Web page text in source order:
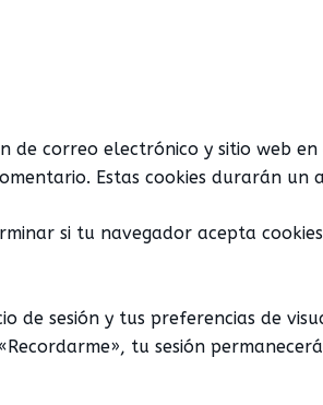
correo electrónico y sitio web en
Estas cookies durarán un
si tu navegador acepta
sesión y tus preferencias de
tu sesión